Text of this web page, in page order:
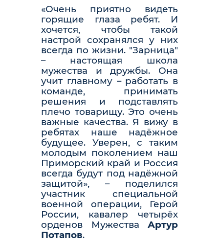
«Очень приятно видеть
горящие глаза ребят. И
хочется, чтобы такой
настрой сохранялся у них
всегда по жизни. "Зарница"
– настоящая школа
мужества и дружбы. Она
учит главному – работать в
команде, принимать
решения и подставлять
плечо товарищу. Это очень
важные качества. Я вижу в
ребятах наше надёжное
будущее. Уверен, с таким
молодым поколением наш
Приморский край и Россия
всегда будут под надёжной
защитой», – поделился
участник специальной
военной операции, Герой
России, кавалер четырёх
орденов Мужества Артур
Потапов.